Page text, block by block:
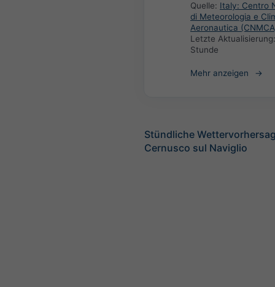
Quelle: Italy: Centro
di Meteorologia e
Aeronautica
Letzte
Stunde
Mehr anzeigen
Stündliche
Cernusco sul Naviglio